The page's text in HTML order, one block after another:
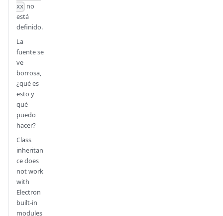
xx no
está
definido.
La
fuente se
ve
borrosa,
¿qué es
esto y
qué
puedo
hacer?
Class
inheritan
ce does
not work
with
Electron
built-in
modules